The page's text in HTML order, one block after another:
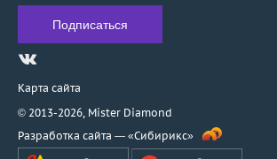
Карта сайта
© 2013-2026, Mister Diamond
Разработка сайта — «Сибирикс»